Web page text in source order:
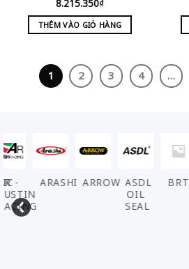
8.215.350₫
THÊM VÀO GIỎ HÀNG
1 2 3 4 …
-
ARASHI ARROW ASDL
OIL
SEAL
BRT